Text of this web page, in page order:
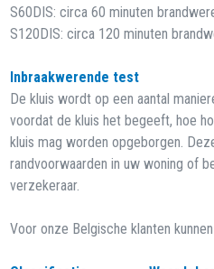
S60DIS: circa 60 minuten
S120DIS: circa 120 minuten
Inbraakwerende test
De kluis wordt op een aantal
voordat de kluis het begeeft, hoe
kluis mag worden opgeborgen.
randvoorwaarden in uw woning of
verzekeraar.
Voor onze Belgische klanten